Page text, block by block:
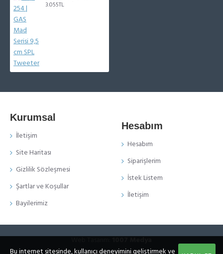
3.055TL
Kurumsal
İletişim
Site Haritası
Gizlilik Sözleşmesi
Şartlar ve Koşullar
Bayilerimiz
Hesabım
Hesabım
Siparişlerim
İstek Listem
İletişim
Bu internet sitesinde, kullanıcı deneyimini geliştirmek ve